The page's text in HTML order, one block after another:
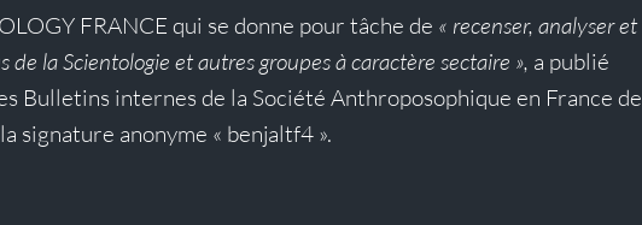
FRANCE qui se donne pour tâche de « recenser, analyser et
de la Scientologie et autres groupes à caractère sectaire », a publié
Bulletins internes de la Société Anthroposophique en France de
signature anonyme « benjaltf4 ».